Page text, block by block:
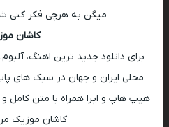
میگن به هرچی فکر کنی
کاشان
برای دانلود جدید ترین اهنگ،
محلی ایران و جهان در سبک های
کاشان موزیک